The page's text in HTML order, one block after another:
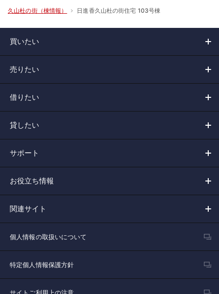
久山杜の街（棟情報） 日進香久山杜の街住宅 103号棟
買いたい
売りたい
借りたい
貸したい
サポート
お役立ち情報
関連サイト
個人情報の取扱いについて
特定個人情報保護方針